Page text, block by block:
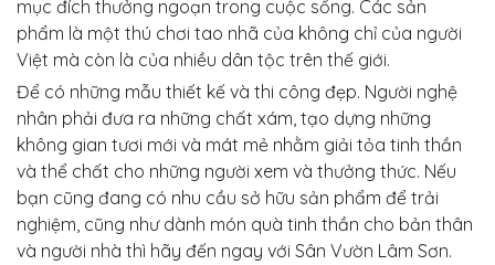
mục đích thưởng ngoạn trong cuộc sống. Các sản
phẩm là một thú chơi tao nhã của không chỉ của người
Việt mà còn là của nhiều dân tộc trên thế giới.
Để có những mẫu thiết kế và thi công đẹp. Người nghệ
nhân phải đưa ra những chất xám, tạo dựng những
không gian tươi mới và mát mẻ nhằm giải tỏa tinh thần
và thể chất cho những người xem và thưởng thức. Nếu
bạn cũng đang có nhu cầu sở hữu sản phẩm để trải
nghiệm, cũng như dành món quà tinh thần cho bản thân
và người nhà thì hãy đến ngay với Sân Vườn Lâm Sơn.